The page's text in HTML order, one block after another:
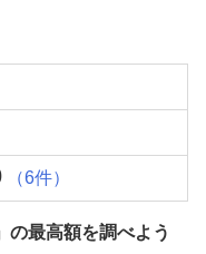
（6件）
の最高額を調べよう